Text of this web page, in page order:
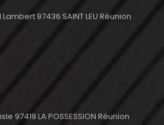
97436 SAINT LEU Réunion
97419 LA POSSESSION Réunion